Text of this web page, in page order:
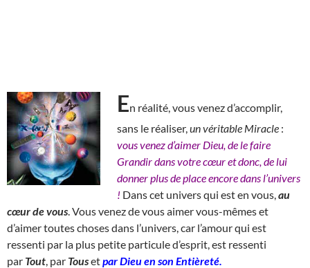
En réalité, vous venez d’accomplir,
sans le réaliser, un véritable Miracle :
vous venez d’aimer Dieu, de le faire
Grandir dans votre cœur et donc, de lui
donner plus de place encore dans l’univers
! Dans cet univers qui est en vous, au
cœur de vous . Vous venez de vous aimer vous-mêmes et
d’aimer toutes choses dans l’univers, car l’amour qui est
ressenti par la plus petite particule d’esprit, est ressenti
par Tout , par Tousetpar Dieu en son Entièreté.